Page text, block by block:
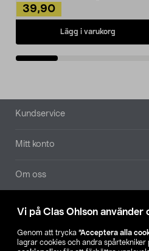
Vi på Clas Ohlson använder
Genom att trycka ”Acceptera alla
lagrar cookies och andra spårtekniker
39,90
Lägg i varukorg
Sidfot
Kundservice
Mitt konto
Om oss
Aktuellt
Våra bolag